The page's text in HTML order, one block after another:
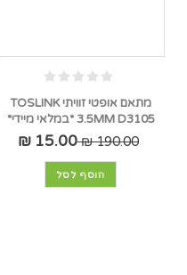
מתאם אופטי זוויתי TOSLINK
3.5MM D3105 *במלאי מיידי*
190.00 ₪
15.00 ₪
הוסף לסל